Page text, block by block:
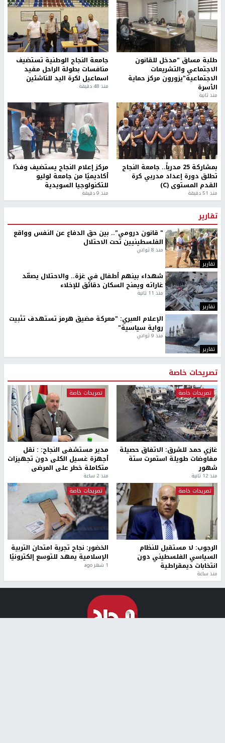
الاحتلال يخطر بإخلاء 4 مساكن ومنشآت في خلة الضبع
بمسافر يطا
الاحتلال يقتحم مخيم عسكر شرق نابلس
مستوطنون يسيّجون أراضي في الأغوار الشمالية
أخبار جامعة النجاح
طلبة مساق "مدخل للقانون
الاجتماعي والتشريعات
الاجتماعية"يزورون مركز حماية
الأسرة
منذ ثانية
جامعة النجاح الوطنية تستضيف
منذ 48 دقيقة
بمشاركة 25 مدرباً.. جامعة النجاح
تطلق دورة إعداد مدربي كرة
القدم المستوى (C)
منذ 51 دقيقة
أكاديميًا من جامعة لوليو
للتكنولوجيا السويدية
تقارير
تقارير
الفلسطينيين تحت الاحتلال
منذ 8 ثواني
تقارير
شهداء بينهم أطفال في غزة.. والاحتلال يصعّد
غاراته ويمنح السكان دقائق للإخلاء
منذ 11 ثانية
تقارير
الإعلام العبري: "معركة مضيق هرمز تستهدف تثبيت
تصريحات خاصة
تصريحات خاصة
غازي حمد للشرق: الاتفاق حصيلة
مفاوضات طويلة استمرت ستة
منذ 12 ثانية
تصريحات خاصة
مدير مستشفى النجاح: : نقل
أجهزة غسيل الكلى دون تجهيزات
متكاملة خطر على المرضى
منذ 2 ساعة